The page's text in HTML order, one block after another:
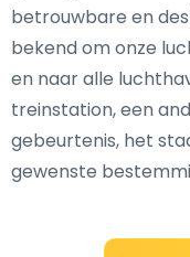
betrouwbare en
bekend om onze
en naar alle
treinstation, een
gebeurtenis, het
gewenste